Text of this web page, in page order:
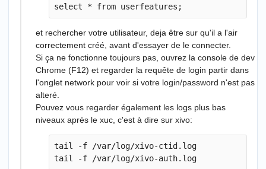
et rechercher votre utilisateur, deja être sur qu'il a l'air
correctement créé, avant d'essayer de le connecter.
Si ça ne fonctionne toujours pas, ouvrez la console de dev
Chrome (F12) et regarder la requête de login partir dans
l'onglet network pour voir si votre login/password n'est pas
alteré.
Pouvez vous regarder également les logs plus bas
niveaux après le xuc, c'est à dire sur xivo:
tail -f /var/log/xivo-ctid.log